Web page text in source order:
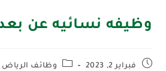
وظيفه نسائيه عن
فبراير 2, 2023 وظائف الرياض